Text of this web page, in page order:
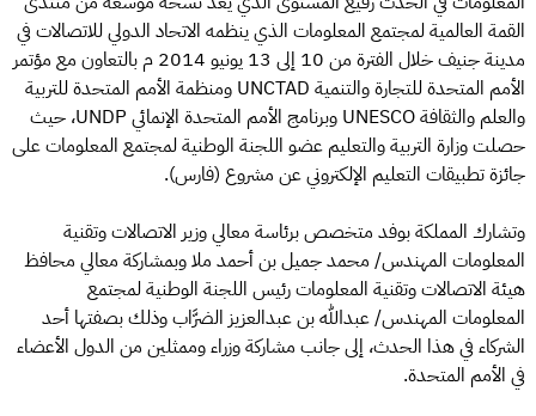
القمة العالمية لمجتمع المعلومات الذي ينظمه الاتحاد الدولي للاتصالات في
مدينة جنيف خلال الفترة من 10 إلى 13 يونيو 2014 م بالتعاون مع مؤتمر
الأمم المتحدة للتجارة والتنمية UNCTAD ومنظمة الأمم المتحدة للتربية
والعلم والثقافة UNESCO وبرنامج الأمم المتحدة الإنمائي UNDP، حيث
حصلت وزارة التربية والتعليم عضو اللجنة الوطنية لمجتمع المعلومات على
جائزة تطبيقات التعليم الإلكتروني عن مشروع (فارس).
وتشارك المملكة بوفد متخصص برئاسة معالي وزير الاتصالات وتقنية
المعلومات المهندس/ محمد جميل بن أحمد ملا وبمشاركة معالي محافظ
هيئة الاتصالات وتقنية المعلومات رئيس اللجنة الوطنية لمجتمع
المعلومات المهندس/ عبدالله بن عبدالعزيز الضرَّاب وذلك بصفتها أحد
الشركاء في هذا الحدث، إلى جانب مشاركة وزراء وممثلين من الدول الأعضاء
في الأمم المتحدة.